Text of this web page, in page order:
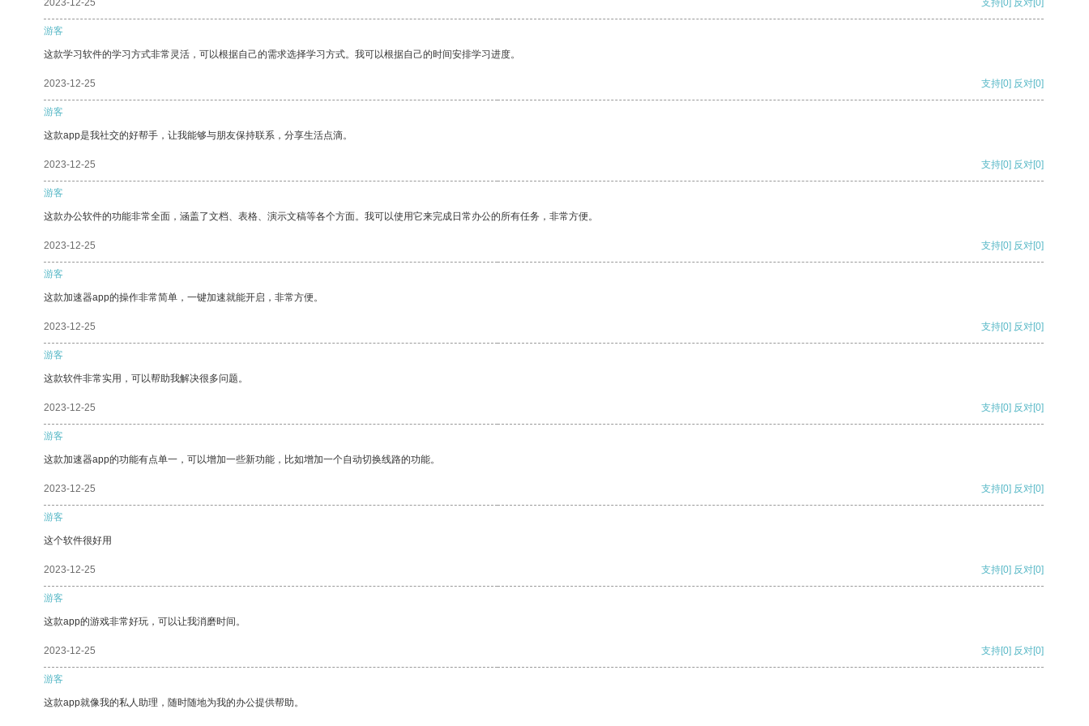
2023-12-25 支持 [0] 反对 [0]
游客
这款学习软件的学习方式非常灵活，可以根据自己的需求选择学习方式。我可以根据自己的时间安排学习进度。
2023-12-25 支持[0] 反对[0]
游客
这款app是我社交的好帮手，让我能够与朋友保持联系，分享生活点滴。
2023-12-25 支持[0] 反对[0]
游客
这款办公软件的功能非常全面，涵盖了文档、表格、演示文稿等各个方面。我可以使用它来完成日常办公的所有任务，非常方便。
2023-12-25 支持[0] 反对[0]
游客
这款加速器app的操作非常简单，一键加速就能开启，非常方便。
2023-12-25 支持[0] 反对[0]
游客
这款软件非常实用，可以帮助我解决很多问题。
2023-12-25 支持[0] 反对[0]
游客
这款加速器app的功能有点单一，可以增加一些新功能，比如增加一个自动切换线路的功能。
2023-12-25 支持[0] 反对[0]
游客
这个软件很好用
2023-12-25 支持[0] 反对[0]
游客
这款app的游戏非常好玩，可以让我消磨时间。
2023-12-25 支持[0] 反对[0]
游客
这款app就像我的私人助理，随时随地为我的办公提供帮助。